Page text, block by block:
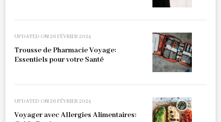
UPDATED ON26 FÉVRIER 2024
Trousse de Pharmacie Voyage:
Essentiels pour votre Santé
UPDATED ON26 FÉVRIER 2024
Voyager avec Allergies Alimentaires: